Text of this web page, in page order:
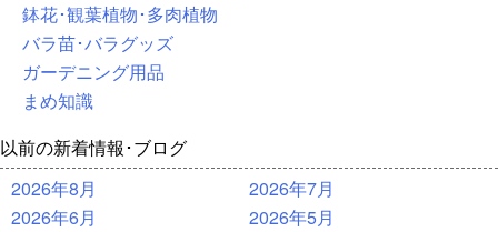
鉢花･観葉植物･多肉植物
バラ苗･バラグッズ
ガーデニング用品
まめ知識
以前の新着情報･ブログ
2026年8月
2026年7月
2026年6月
2026年5月